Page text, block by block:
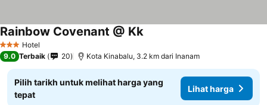
3 BintangHotel
Rainbow Covenant @ KkLihat harga
9.0 Terbaik 20 Kota Kinabalu, 3.2 km dari Inanam
Pilih tarikh untuk melihat harga yang
tepat
Lihat harga